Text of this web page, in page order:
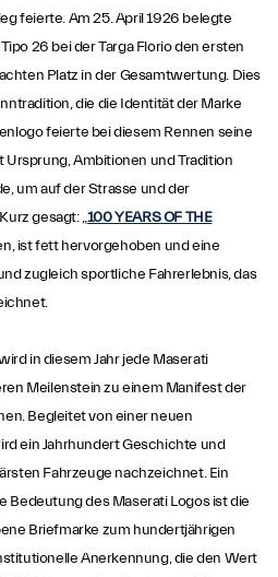
feierte. Am 25. April 1926 belegte
26 bei der Targa Florio den ersten
Platz in der Gesamtwertung. Dies
die die Identität der Marke
feierte bei diesem Rennen seine
Ambitionen und Tradition
um auf der Strasse und der
gesagt: „100 YEARS OF THE
ist fett hervorgehoben und eine
zugleich sportliche Fahrerlebnis, das
in diesem Jahr jede Maserati
Meilenstein zu einem Manifest der
Begleitet von einer neuen
ein Jahrhundert Geschichte und
Fahrzeuge nachzeichnet. Ein
Bedeutung des Maserati Logos ist die
Briefmarke zum hundertjährigen
Anerkennung, die den Wert